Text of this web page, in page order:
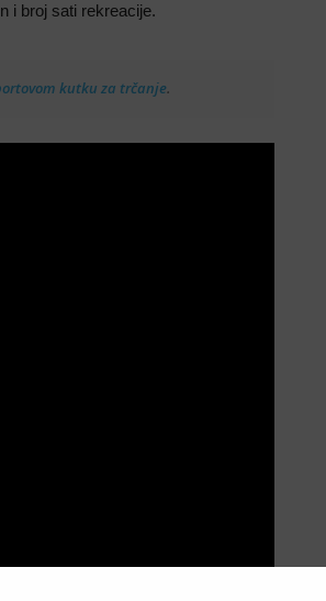
i broj sati rekreacije.
kutku za trčanje.